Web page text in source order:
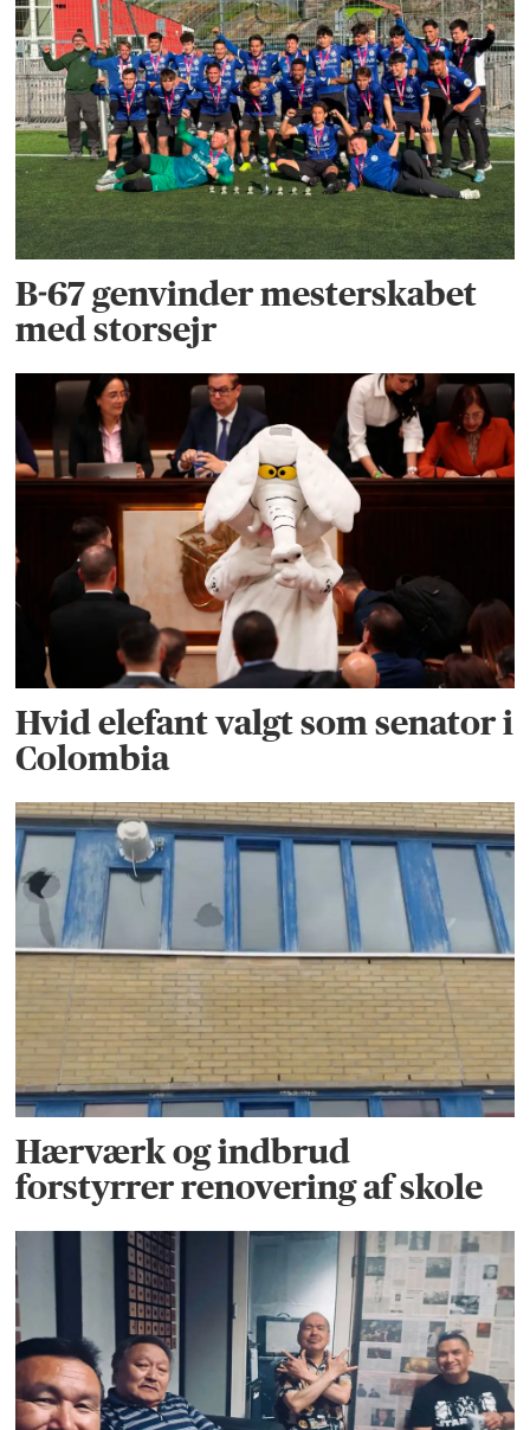
B-67 genvinder mesterskabet
med storsejr
Hvid elefant valgt som senator i
Colombia
Hærværk og indbrud
forstyrrer renovering af skole